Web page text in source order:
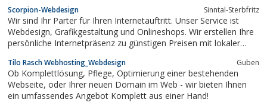
dem was Sie suchen und die Verkäufer machen Ihnen
Angebote.Einfacher geht es wirklich nicht....
Scorpion-Webdesign Sinntal-Sterbfritz
Wir sind Ihr Parter für Ihren Internetauftritt. Unser Service ist
Webdesign, Grafikgestaltung und Onlineshops. Wir erstellen Ihre
persönliche Internetpräsenz zu günstigen Preisen mit lokaler
und CD-Visitenkarten können wir Sie tatkräftig unterstützen.
Tilo Rasch Webhosting_Webdesign Guben
Ob Komplettlösung, Pflege, Optimierung einer bestehenden
Webseite, oder Ihrer neuen Domain im Web - wir bieten Ihnen
ein umfassendes Angebot Komplett aus einer Hand!